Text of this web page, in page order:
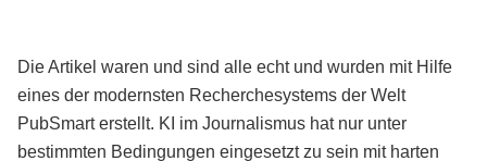
Die Artikel waren und sind alle echt und wurden mit Hilfe
eines der modernsten Recherchesystems der Welt
PubSmart erstellt. KI im Journalismus hat nur unter
bestimmten Bedingungen eingesetzt zu sein mit harten